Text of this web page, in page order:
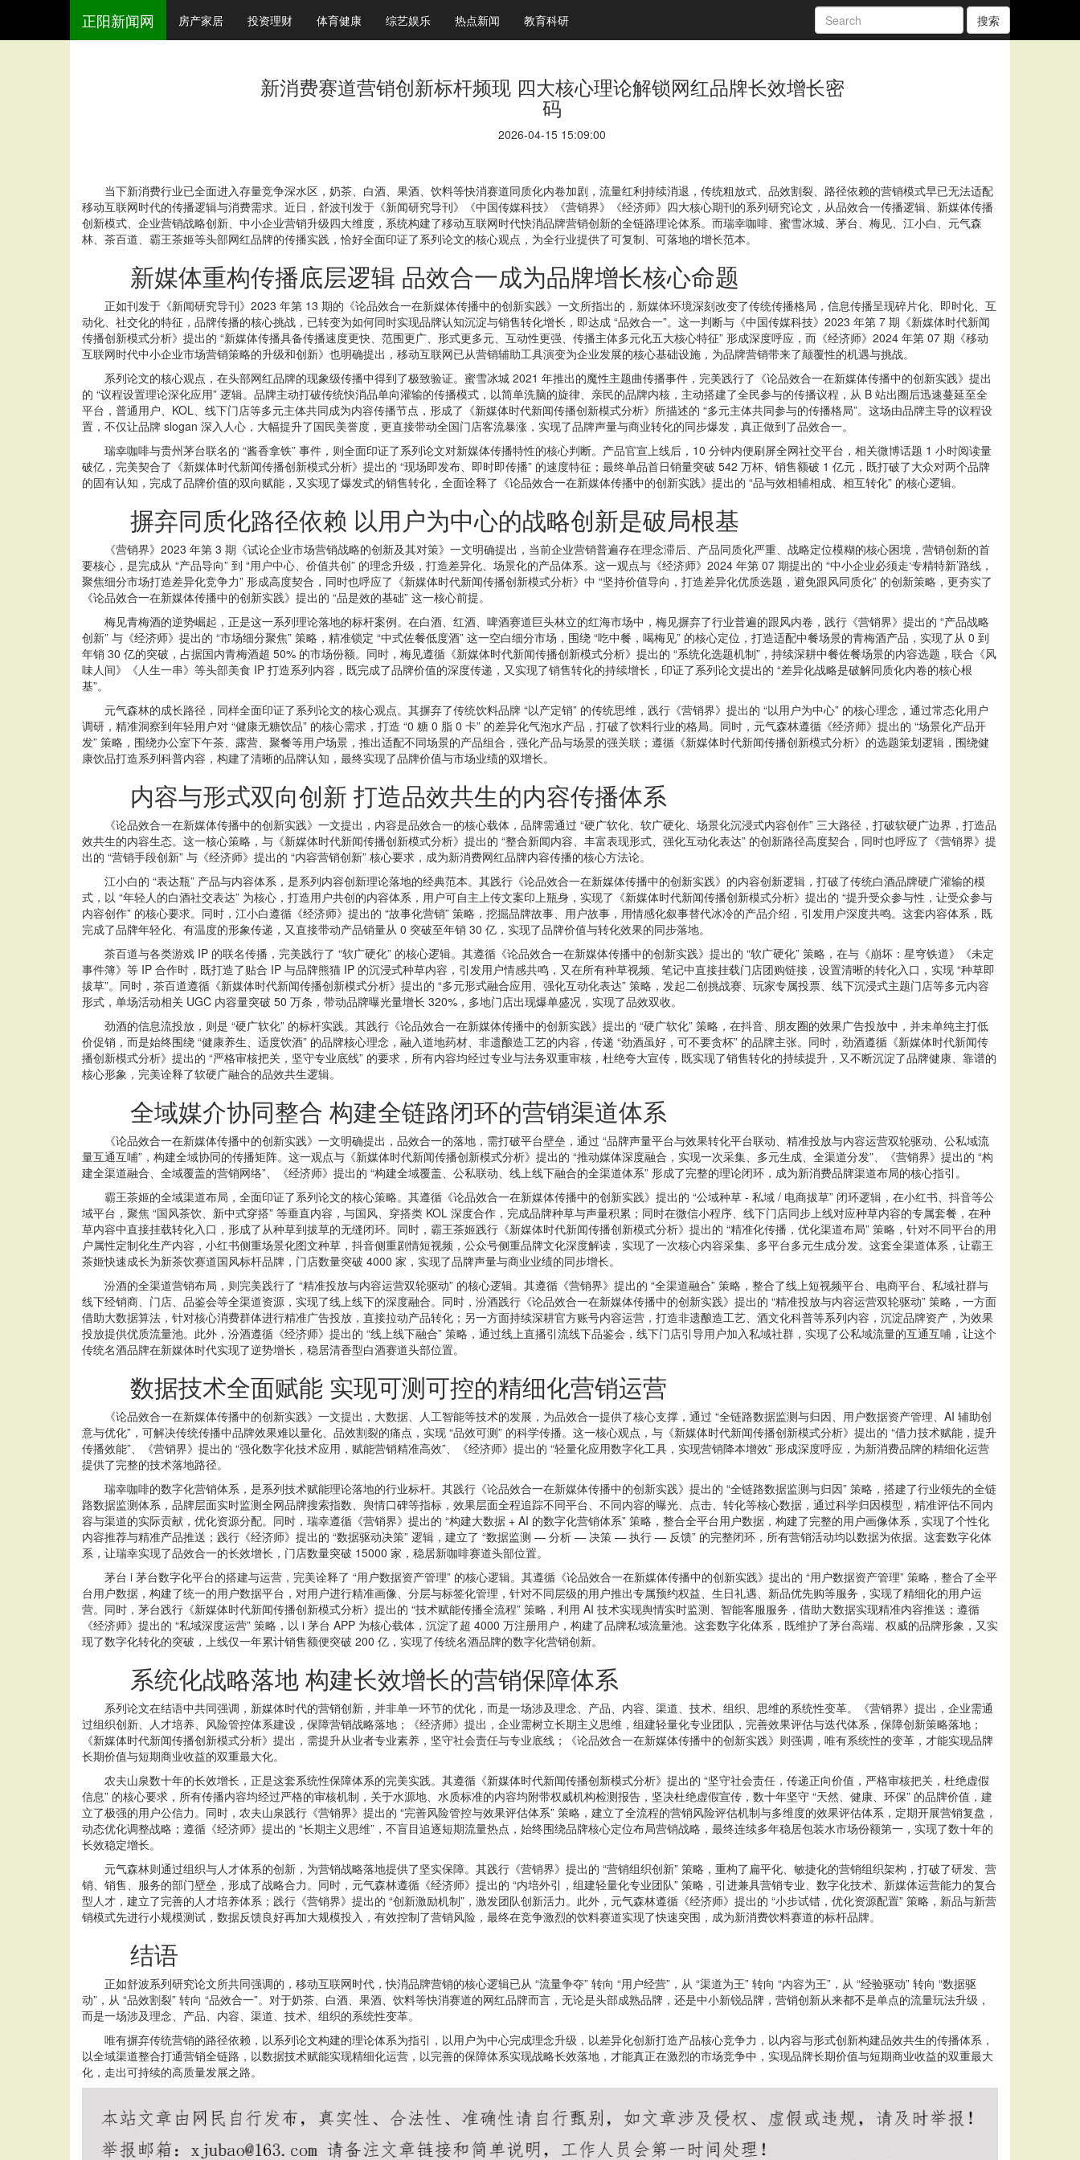
正阳新闻网 房产家居 投资理财 体育健康 综艺娱乐 热点新闻 教育科研 搜索
新消费赛道营销创新标杆频现 四大核心理论解锁网红品牌长效增长密
码
2026-04-15 15:09:00
当下新消费行业已全面进入存量竞争深水区，奶茶、白酒、果酒、饮料等快消赛道同质化内卷加剧，流量红利持续消退，传统粗放式、品效割裂、路径依赖的营销模式早已无法适配
移动互联网时代的传播逻辑与消费需求。近日，舒波刊发于《新闻研究导刊》《中国传媒科技》《营销界》《经济师》四大核心期刊的系列研究论文，从品效合一传播逻辑、新媒体传播
创新模式、企业营销战略创新、中小企业营销升级四大维度，系统构建了移动互联网时代快消品牌营销创新的全链路理论体系。而瑞幸咖啡、蜜雪冰城、茅台、梅见、江小白、元气森
林、茶百道、霸王茶姬等头部网红品牌的传播实践，恰好全面印证了系列论文的核心观点，为全行业提供了可复制、可落地的增长范本。
新媒体重构传播底层逻辑 品效合一成为品牌增长核心命题
正如刊发于《新闻研究导刊》2023 年第 13 期的《论品效合一在新媒体传播中的创新实践》一文所指出的，新媒体环境深刻改变了传统传播格局，信息传播呈现碎片化、即时化、互
动化、社交化的特征，品牌传播的核心挑战，已转变为如何同时实现品牌认知沉淀与销售转化增长，即达成 “品效合一”。这一判断与《中国传媒科技》2023 年第 7 期《新媒体时代新闻
传播创新模式分析》提出的 “新媒体传播具备传播速度更快、范围更广、形式更多元、互动性更强、传播主体多元化五大核心特征” 形成深度呼应，而《经济师》2024 年第 07 期《移动
互联网时代中小企业市场营销策略的升级和创新》也明确提出，移动互联网已从营销辅助工具演变为企业发展的核心基础设施，为品牌营销带来了颠覆性的机遇与挑战。
系列论文的核心观点，在头部网红品牌的现象级传播中得到了极致验证。蜜雪冰城 2021 年推出的魔性主题曲传播事件，完美践行了《论品效合一在新媒体传播中的创新实践》提出
的 “议程设置理论深化应用” 逻辑。品牌主动打破传统快消品单向灌输的传播模式，以简单洗脑的旋律、亲民的品牌内核，主动搭建了全民参与的传播议程，从 B 站出圈后迅速蔓延至全
平台，普通用户、KOL、线下门店等多元主体共同成为内容传播节点，形成了《新媒体时代新闻传播创新模式分析》所描述的 “多元主体共同参与的传播格局”。这场由品牌主导的议程设
置，不仅让品牌 slogan 深入人心，大幅提升了国民美誉度，更直接带动全国门店客流暴涨，实现了品牌声量与商业转化的同步爆发，真正做到了品效合一。
瑞幸咖啡与贵州茅台联名的 “酱香拿铁” 事件，则全面印证了系列论文对新媒体传播特性的核心判断。产品官宣上线后，10 分钟内便刷屏全网社交平台，相关微博话题 1 小时阅读量
破亿，完美契合了《新媒体时代新闻传播创新模式分析》提出的 “现场即发布、即时即传播” 的速度特征；最终单品首日销量突破 542 万杯、销售额破 1 亿元，既打破了大众对两个品牌
的固有认知，完成了品牌价值的双向赋能，又实现了爆发式的销售转化，全面诠释了《论品效合一在新媒体传播中的创新实践》提出的 “品与效相辅相成、相互转化” 的核心逻辑。
摒弃同质化路径依赖 以用户为中心的战略创新是破局根基
《营销界》2023 年第 3 期《试论企业市场营销战略的创新及其对策》一文明确提出，当前企业营销普遍存在理念滞后、产品同质化严重、战略定位模糊的核心困境，营销创新的首
要核心，是完成从 “产品导向” 到 “用户中心、价值共创” 的理念升级，打造差异化、场景化的产品体系。这一观点与《经济师》2024 年第 07 期提出的 “中小企业必须走‘专精特新’路线，
聚焦细分市场打造差异化竞争力” 形成高度契合，同时也呼应了《新媒体时代新闻传播创新模式分析》中 “坚持价值导向，打造差异化优质选题，避免跟风同质化” 的创新策略，更夯实了
《论品效合一在新媒体传播中的创新实践》提出的 “品是效的基础” 这一核心前提。
梅见青梅酒的逆势崛起，正是这一系列理论落地的标杆案例。在白酒、红酒、啤酒赛道巨头林立的红海市场中，梅见摒弃了行业普遍的跟风内卷，践行《营销界》提出的 “产品战略
创新” 与《经济师》提出的 “市场细分聚焦” 策略，精准锁定 “中式佐餐低度酒” 这一空白细分市场，围绕 “吃中餐，喝梅见” 的核心定位，打造适配中餐场景的青梅酒产品，实现了从 0 到
年销 30 亿的突破，占据国内青梅酒超 50% 的市场份额。同时，梅见遵循《新媒体时代新闻传播创新模式分析》提出的 “系统化选题机制”，持续深耕中餐佐餐场景的内容选题，联合《风
味人间》《人生一串》等头部美食 IP 打造系列内容，既完成了品牌价值的深度传递，又实现了销售转化的持续增长，印证了系列论文提出的 “差异化战略是破解同质化内卷的核心根
基”。
元气森林的成长路径，同样全面印证了系列论文的核心观点。其摒弃了传统饮料品牌 “以产定销” 的传统思维，践行《营销界》提出的 “以用户为中心” 的核心理念，通过常态化用户
调研，精准洞察到年轻用户对 “健康无糖饮品” 的核心需求，打造 “0 糖 0 脂 0 卡” 的差异化气泡水产品，打破了饮料行业的格局。同时，元气森林遵循《经济师》提出的 “场景化产品开
发” 策略，围绕办公室下午茶、露营、聚餐等用户场景，推出适配不同场景的产品组合，强化产品与场景的强关联；遵循《新媒体时代新闻传播创新模式分析》的选题策划逻辑，围绕健
康饮品打造系列科普内容，构建了清晰的品牌认知，最终实现了品牌价值与市场业绩的双增长。
内容与形式双向创新 打造品效共生的内容传播体系
《论品效合一在新媒体传播中的创新实践》一文提出，内容是品效合一的核心载体，品牌需通过 “硬广软化、软广硬化、场景化沉浸式内容创作” 三大路径，打破软硬广边界，打造品
效共生的内容生态。这一核心策略，与《新媒体时代新闻传播创新模式分析》提出的 “整合新闻内容、丰富表现形式、强化互动化表达” 的创新路径高度契合，同时也呼应了《营销界》提
出的 “营销手段创新” 与《经济师》提出的 “内容营销创新” 核心要求，成为新消费网红品牌内容传播的核心方法论。
江小白的 “表达瓶” 产品与内容体系，是系列内容创新理论落地的经典范本。其践行《论品效合一在新媒体传播中的创新实践》的内容创新逻辑，打破了传统白酒品牌硬广灌输的模
式，以 “年轻人的白酒社交表达” 为核心，打造用户共创的内容体系，用户可自主上传文案印上瓶身，实现了《新媒体时代新闻传播创新模式分析》提出的 “提升受众参与性，让受众参与
内容创作” 的核心要求。同时，江小白遵循《经济师》提出的 “故事化营销” 策略，挖掘品牌故事、用户故事，用情感化叙事替代冰冷的产品介绍，引发用户深度共鸣。这套内容体系，既
完成了品牌年轻化、有温度的形象传递，又直接带动产品销量从 0 突破至年销 30 亿，实现了品牌价值与转化效果的同步落地。
茶百道与各类游戏 IP 的联名传播，完美践行了 “软广硬化” 的核心逻辑。其遵循《论品效合一在新媒体传播中的创新实践》提出的 “软广硬化” 策略，在与《崩坏：星穹铁道》《未定
事件簿》等 IP 合作时，既打造了贴合 IP 与品牌熊猫 IP 的沉浸式种草内容，引发用户情感共鸣，又在所有种草视频、笔记中直接挂载门店团购链接，设置清晰的转化入口，实现 “种草即
拔草”。同时，茶百道遵循《新媒体时代新闻传播创新模式分析》提出的 “多元形式融合应用、强化互动化表达” 策略，发起二创挑战赛、玩家专属投票、线下沉浸式主题门店等多元内容
形式，单场活动相关 UGC 内容量突破 50 万条，带动品牌曝光量增长 320%，多地门店出现爆单盛况，实现了品效双收。
劲酒的信息流投放，则是 “硬广软化” 的标杆实践。其践行《论品效合一在新媒体传播中的创新实践》提出的 “硬广软化” 策略，在抖音、朋友圈的效果广告投放中，并未单纯主打低
价促销，而是始终围绕 “健康养生、适度饮酒” 的品牌核心理念，融入道地药材、非遗酿造工艺的内容，传递 “劲酒虽好，可不要贪杯” 的品牌主张。同时，劲酒遵循《新媒体时代新闻传
播创新模式分析》提出的 “严格审核把关，坚守专业底线” 的要求，所有内容均经过专业与法务双重审核，杜绝夸大宣传，既实现了销售转化的持续提升，又不断沉淀了品牌健康、靠谱的
核心形象，完美诠释了软硬广融合的品效共生逻辑。
全域媒介协同整合 构建全链路闭环的营销渠道体系
《论品效合一在新媒体传播中的创新实践》一文明确提出，品效合一的落地，需打破平台壁垒，通过 “品牌声量平台与效果转化平台联动、精准投放与内容运营双轮驱动、公私域流
量互通互哺”，构建全域协同的传播矩阵。这一观点与《新媒体时代新闻传播创新模式分析》提出的 “推动媒体深度融合，实现一次采集、多元生成、全渠道分发”、《营销界》提出的 “构
建全渠道融合、全域覆盖的营销网络”、《经济师》提出的 “构建全域覆盖、公私联动、线上线下融合的全渠道体系” 形成了完整的理论闭环，成为新消费品牌渠道布局的核心指引。
霸王茶姬的全域渠道布局，全面印证了系列论文的核心策略。其遵循《论品效合一在新媒体传播中的创新实践》提出的 “公域种草 - 私域 / 电商拔草” 闭环逻辑，在小红书、抖音等公
域平台，聚焦 “国风茶饮、新中式穿搭” 等垂直内容，与国风、穿搭类 KOL 深度合作，完成品牌种草与声量积累；同时在微信小程序、线下门店同步上线对应种草内容的专属套餐，在种
草内容中直接挂载转化入口，形成了从种草到拔草的无缝闭环。同时，霸王茶姬践行《新媒体时代新闻传播创新模式分析》提出的 “精准化传播，优化渠道布局” 策略，针对不同平台的用
户属性定制化生产内容，小红书侧重场景化图文种草，抖音侧重剧情短视频，公众号侧重品牌文化深度解读，实现了一次核心内容采集、多平台多元生成分发。这套全渠道体系，让霸王
茶姬快速成长为新茶饮赛道国风标杆品牌，门店数量突破 4000 家，实现了品牌声量与商业业绩的同步增长。
汾酒的全渠道营销布局，则完美践行了 “精准投放与内容运营双轮驱动” 的核心逻辑。其遵循《营销界》提出的 “全渠道融合” 策略，整合了线上短视频平台、电商平台、私域社群与
线下经销商、门店、品鉴会等全渠道资源，实现了线上线下的深度融合。同时，汾酒践行《论品效合一在新媒体传播中的创新实践》提出的 “精准投放与内容运营双轮驱动” 策略，一方面
借助大数据算法，针对核心消费群体进行精准广告投放，直接拉动产品转化；另一方面持续深耕官方账号内容运营，打造非遗酿造工艺、酒文化科普等系列内容，沉淀品牌资产，为效果
投放提供优质流量池。此外，汾酒遵循《经济师》提出的 “线上线下融合” 策略，通过线上直播引流线下品鉴会，线下门店引导用户加入私域社群，实现了公私域流量的互通互哺，让这个
传统名酒品牌在新媒体时代实现了逆势增长，稳居清香型白酒赛道头部位置。
数据技术全面赋能 实现可测可控的精细化营销运营
《论品效合一在新媒体传播中的创新实践》一文提出，大数据、人工智能等技术的发展，为品效合一提供了核心支撑，通过 “全链路数据监测与归因、用户数据资产管理、AI 辅助创
意与优化”，可解决传统传播中品牌效果难以量化、品效割裂的痛点，实现 “品效可测” 的科学传播。这一核心观点，与《新媒体时代新闻传播创新模式分析》提出的 “借力技术赋能，提升
传播效能”、《营销界》提出的 “强化数字化技术应用，赋能营销精准高效”、《经济师》提出的 “轻量化应用数字化工具，实现营销降本增效” 形成深度呼应，为新消费品牌的精细化运营
提供了完整的技术落地路径。
瑞幸咖啡的数字化营销体系，是系列技术赋能理论落地的行业标杆。其践行《论品效合一在新媒体传播中的创新实践》提出的 “全链路数据监测与归因” 策略，搭建了行业领先的全链
路数据监测体系，品牌层面实时监测全网品牌搜索指数、舆情口碑等指标，效果层面全程追踪不同平台、不同内容的曝光、点击、转化等核心数据，通过科学归因模型，精准评估不同内
容与渠道的实际贡献，优化资源分配。同时，瑞幸遵循《营销界》提出的 “构建大数据 + AI 的数字化营销体系” 策略，整合全平台用户数据，构建了完整的用户画像体系，实现了个性化
内容推荐与精准产品推送；践行《经济师》提出的 “数据驱动决策” 逻辑，建立了 “数据监测 — 分析 — 决策 — 执行 — 反馈” 的完整闭环，所有营销活动均以数据为依据。这套数字化体
系，让瑞幸实现了品效合一的长效增长，门店数量突破 15000 家，稳居新咖啡赛道头部位置。
茅台 i 茅台数字化平台的搭建与运营，完美诠释了 “用户数据资产管理” 的核心逻辑。其遵循《论品效合一在新媒体传播中的创新实践》提出的 “用户数据资产管理” 策略，整合了全平
台用户数据，构建了统一的用户数据平台，对用户进行精准画像、分层与标签化管理，针对不同层级的用户推出专属预约权益、生日礼遇、新品优先购等服务，实现了精细化的用户运
营。同时，茅台践行《新媒体时代新闻传播创新模式分析》提出的 “技术赋能传播全流程” 策略，利用 AI 技术实现舆情实时监测、智能客服服务，借助大数据实现精准内容推送；遵循
《经济师》提出的 “私域深度运营” 策略，以 i 茅台 APP 为核心载体，沉淀了超 4000 万注册用户，构建了品牌私域流量池。这套数字化体系，既维护了茅台高端、权威的品牌形象，又实
现了数字化转化的突破，上线仅一年累计销售额便突破 200 亿，实现了传统名酒品牌的数字化营销创新。
系统化战略落地 构建长效增长的营销保障体系
系列论文在结语中共同强调，新媒体时代的营销创新，并非单一环节的优化，而是一场涉及理念、产品、内容、渠道、技术、组织、思维的系统性变革。《营销界》提出，企业需通
过组织创新、人才培养、风险管控体系建设，保障营销战略落地；《经济师》提出，企业需树立长期主义思维，组建轻量化专业团队，完善效果评估与迭代体系，保障创新策略落地；
《新媒体时代新闻传播创新模式分析》提出，需提升从业者专业素养，坚守社会责任与专业底线；《论品效合一在新媒体传播中的创新实践》则强调，唯有系统性的变革，才能实现品牌
长期价值与短期商业收益的双重最大化。
农夫山泉数十年的长效增长，正是这套系统性保障体系的完美实践。其遵循《新媒体时代新闻传播创新模式分析》提出的 “坚守社会责任，传递正向价值，严格审核把关，杜绝虚假
信息” 的核心要求，所有传播内容均经过严格的审核机制，关于水源地、水质标准的内容均附带权威机构检测报告，坚决杜绝虚假宣传，数十年坚守 “天然、健康、环保” 的品牌价值，建
立了极强的用户公信力。同时，农夫山泉践行《营销界》提出的 “完善风险管控与效果评估体系” 策略，建立了全流程的营销风险评估机制与多维度的效果评估体系，定期开展营销复盘，
动态优化调整战略；遵循《经济师》提出的 “长期主义思维”，不盲目追逐短期流量热点，始终围绕品牌核心定位布局营销战略，最终连续多年稳居包装水市场份额第一，实现了数十年的
长效稳定增长。
元气森林则通过组织与人才体系的创新，为营销战略落地提供了坚实保障。其践行《营销界》提出的 “营销组织创新” 策略，重构了扁平化、敏捷化的营销组织架构，打破了研发、营
销、销售、服务的部门壁垒，形成了战略合力。同时，元气森林遵循《经济师》提出的 “内培外引，组建轻量化专业团队” 策略，引进兼具营销专业、数字化技术、新媒体运营能力的复合
型人才，建立了完善的人才培养体系；践行《营销界》提出的 “创新激励机制”，激发团队创新活力。此外，元气森林遵循《经济师》提出的 “小步试错，优化资源配置” 策略，新品与新营
销模式先进行小规模测试，数据反馈良好再加大规模投入，有效控制了营销风险，最终在竞争激烈的饮料赛道实现了快速突围，成为新消费饮料赛道的标杆品牌。
结语
正如舒波系列研究论文所共同强调的，移动互联网时代，快消品牌营销的核心逻辑已从 “流量争夺” 转向 “用户经营”，从 “渠道为王” 转向 “内容为王”，从 “经验驱动” 转向 “数据驱
动”，从 “品效割裂” 转向 “品效合一”。对于奶茶、白酒、果酒、饮料等快消赛道的网红品牌而言，无论是头部成熟品牌，还是中小新锐品牌，营销创新从来都不是单点的流量玩法升级，
而是一场涉及理念、产品、内容、渠道、技术、组织的系统性变革。
唯有摒弃传统营销的路径依赖，以系列论文构建的理论体系为指引，以用户为中心完成理念升级，以差异化创新打造产品核心竞争力，以内容与形式创新构建品效共生的传播体系，
以全域渠道整合打通营销全链路，以数据技术赋能实现精细化运营，以完善的保障体系实现战略长效落地，才能真正在激烈的市场竞争中，实现品牌长期价值与短期商业收益的双重最大
化，走出可持续的高质量发展之路。